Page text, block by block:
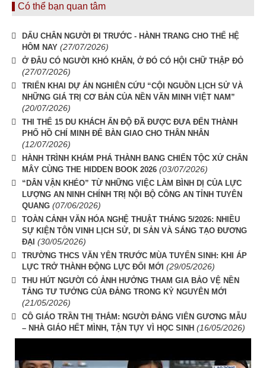
Có thể bạn quan tâm
DẤU CHÂN NGƯỜI ĐI TRƯỚC - HÀNH TRANG CHO THẾ HỆ
HÔM NAY (27/07/2026)
Ở ĐÂU CÓ NGƯỜI KHÓ KHĂN, Ở ĐÓ CÓ HỘI CHỮ THẬP ĐỎ
(27/07/2026)
TRIỂN KHAI DỰ ÁN NGHIÊN CỨU “CỘI NGUỒN LỊCH SỬ VÀ
NHỮNG GIÁ TRỊ CƠ BẢN CỦA NỀN VĂN MINH VIỆT NAM”
(20/07/2026)
THI THỂ 15 DU KHÁCH ẤN ĐỘ ĐÃ ĐƯỢC ĐƯA ĐẾN THÀNH
PHỐ HỒ CHÍ MINH ĐỂ BÀN GIAO CHO THÂN NHÂN
(12/07/2026)
HÀNH TRÌNH KHÁM PHÁ THÀNH BANG CHIẾN TỘC XỨ CHÂN
MÂY CÙNG THE HIDDEN BOOK 2026 (03/07/2026)
“DÂN VẬN KHÉO” TỪ NHỮNG VIỆC LÀM BÌNH DỊ CỦA LỰC
LƯỢNG AN NINH CHÍNH TRỊ NỘI BỘ CÔNG AN TỈNH TUYÊN
QUANG (07/06/2026)
TOÀN CẢNH VĂN HÓA NGHỆ THUẬT THÁNG 5/2026: NHIỀU
SỰ KIỆN TÔN VINH LỊCH SỬ, DI SẢN VÀ SÁNG TẠO ĐƯƠNG
ĐẠI (30/05/2026)
TRƯỜNG THCS VĂN YÊN TRƯỚC MÙA TUYỂN SINH: KHI ÁP
LỰC TRỞ THÀNH ĐỘNG LỰC ĐỔI MỚI (29/05/2026)
THU HÚT NGƯỜI CÓ ẢNH HƯỞNG THAM GIA BẢO VỆ NỀN
TẢNG TƯ TƯỞNG CỦA ĐẢNG TRONG KỶ NGUYÊN MỚI
(21/05/2026)
CÔ GIÁO TRẦN THỊ THẮM: NGƯỜI ĐẢNG VIÊN GƯƠNG MẪU
– NHÀ GIÁO HẾT MÌNH, TẬN TỤY VÌ HỌC SINH (16/05/2026)